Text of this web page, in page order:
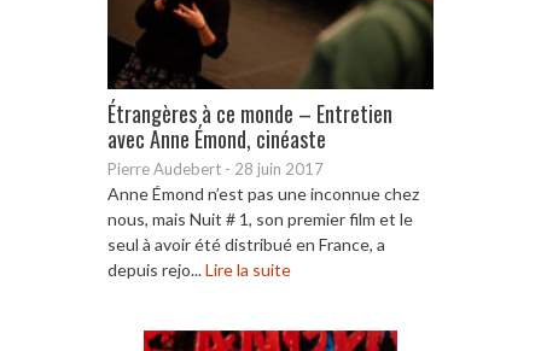
Étrangères à ce monde – Entretien
avec Anne Émond, cinéaste
Pierre Audebert - 28 juin 2017
Anne Émond n’est pas une inconnue chez
nous, mais Nuit # 1, son premier film et le
seul à avoir été distribué en France, a
depuis rejo...Lire la suite